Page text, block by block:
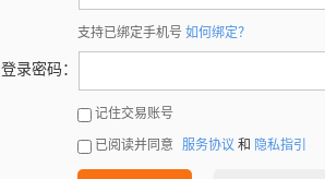
支持已绑定手机号 如何绑定？
登录密码：
记住交易账号
已阅读并同意 服务协议 和 隐私指引